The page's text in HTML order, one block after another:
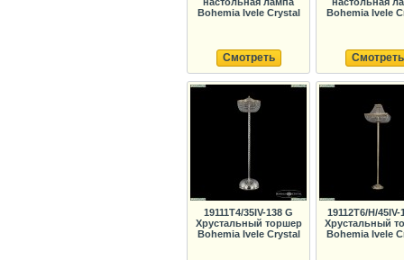
Bohemia Ivele Crystal
Смотреть
Bohemia Ivele
Смотреть
19111T4/35IV-138 G
Хрустальный торшер
Bohemia Ivele Crystal
19112T6/H/45IV-
Хрустальный
Bohemia Ivele